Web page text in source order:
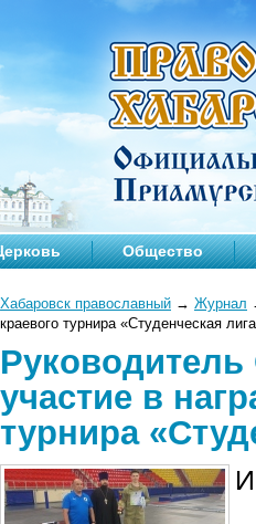
Общество
Хабаровск православный → Журнал
краевого турнира «Студенческая
участие в
турнира